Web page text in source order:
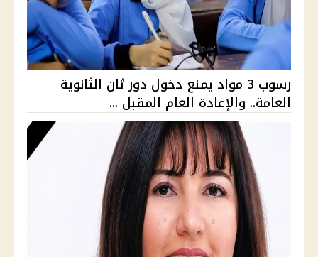
رسوب 3 مواد يمنع دخول دور ثان الثانوية
العامة.. والإعادة العام المقبل ...